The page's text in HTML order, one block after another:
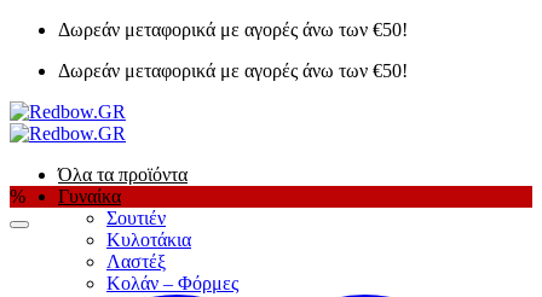
Μετάβαση
περιεχόμενο
Δωρεάν μεταφορικά με αγορές άνω των €50!
Δωρεάν μεταφορικά με αγορές άνω των €50!
Όλα τα προϊόντα
Γυναίκα
Σουτιέν
Κυλοτάκια
Λαστέξ
Κολάν – Φόρμες
%